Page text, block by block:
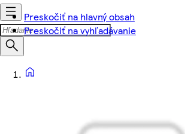
Preskočiť na hlavný obsah
Preskočiť na vyhľadávanie